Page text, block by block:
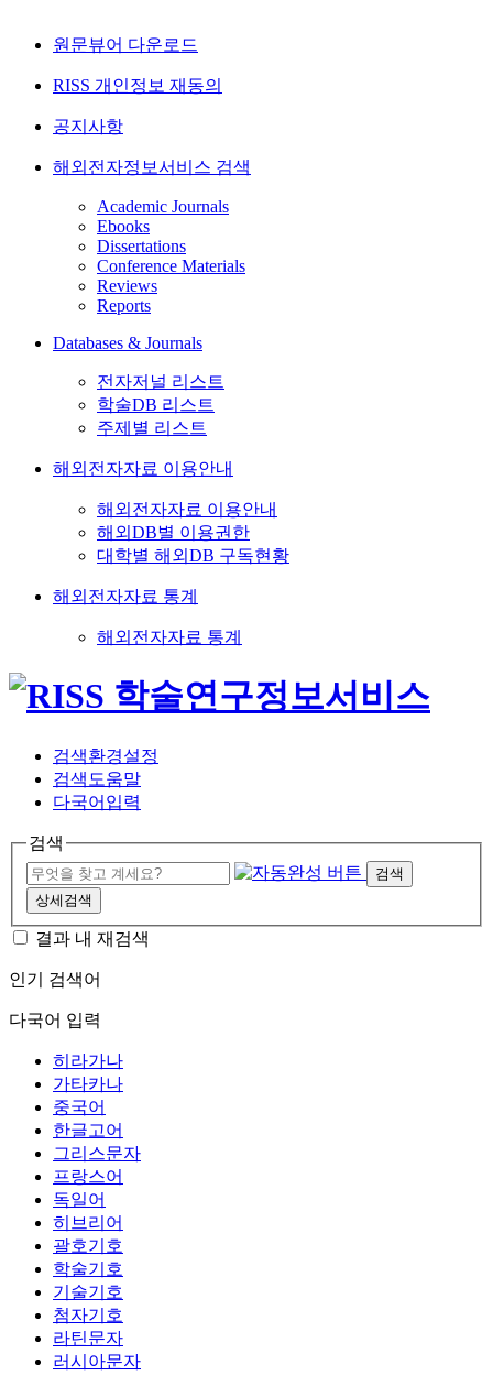
원문뷰어 다운로드
RISS 개인정보 재동의
공지사항
해외전자정보서비스 검색
Academic Journals
Ebooks
Dissertations
Conference Materials
Reviews
Reports
Databases & Journals
전자저널 리스트
학술DB 리스트
주제별 리스트
해외전자자료 이용안내
해외전자자료 이용안내
해외DB별 이용권한
대학별 해외DB 구독현황
해외전자자료 통계
해외전자자료 통계
검색환경설정
검색도움말
다국어입력
검색
검색
상세검색
결과 내 재검색
인기 검색어
다국어 입력
히라가나
가타카나
중국어
한글고어
그리스문자
프랑스어
독일어
히브리어
괄호기호
학술기호
기술기호
첨자기호
라틴문자
러시아문자